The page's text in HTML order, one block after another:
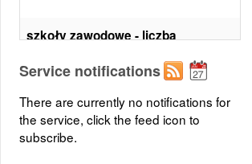
szkoły zawodowe - liczba
_liczba_obiektów)
gimnazja - liczba obiektów
(gimnazja_-_liczba_obiektów)
Service notifications
There are currently no notifications for
the service, click the feed icon to
subscribe.